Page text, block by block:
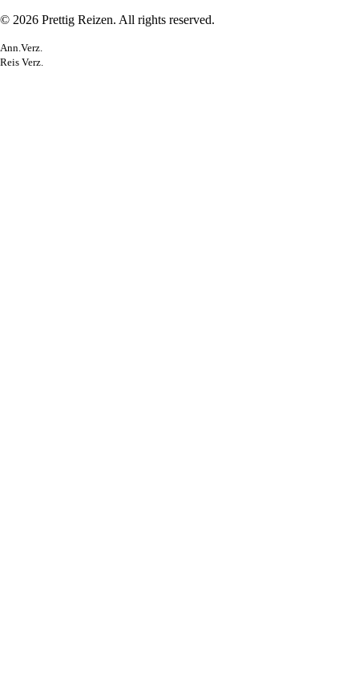
© 2026 Prettig Reizen. All rights reserved.
Ann.Verz.
Reis Verz.